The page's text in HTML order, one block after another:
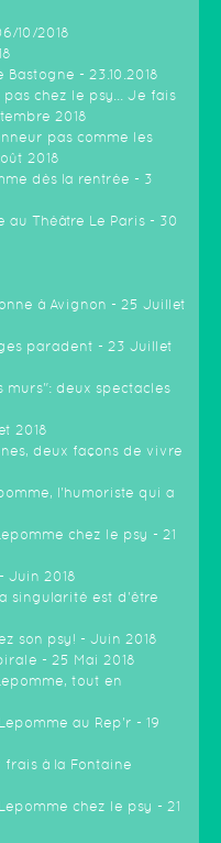
10/2018
- 23.10.2018
chez le psy... Je fais
2018
pas comme les
2018
dès la rentrée - 3
au Théâtre Le Paris - 30
à Avignon - 25 Juillet
paradent - 23 Juillet
murs": deux spectacles
2018
deux façons de vivre
l'humoriste qui a
chez le psy - 21
Juin 2018
singularité est d'être
son psy! - Juin 2018
- 25 Mai 2018
tout en
au Rep'r - 19
à la Fontaine
chez le psy - 21